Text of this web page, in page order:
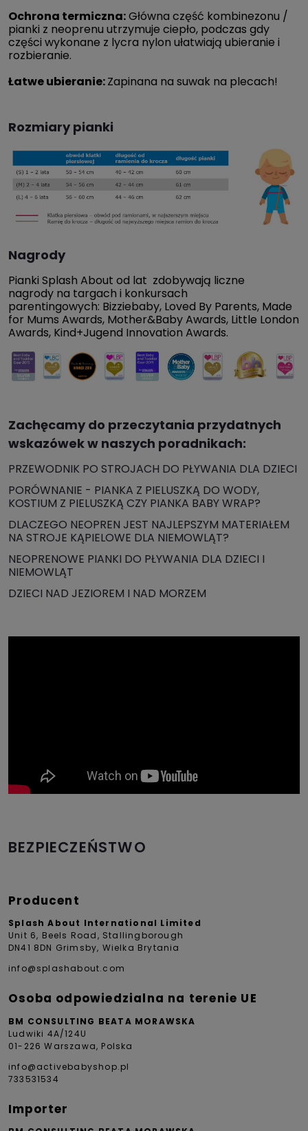
Ochrona termiczna:Główna część kombinezonu /
pianki z neoprenu utrzymuje ciepło, podczas gdy
części wykonane z lycra nylon ułatwiają ubieranie i
rozbieranie.
Łatwe ubieranie:Zapinana na suwak na plecach!
Rozmiary pianki
Nagrody
Pianki Splash About od lat zdobywają liczne
nagrody na targach i konkursach
parentingowych: Bizziebaby, Loved By Parents, Made
for Mums Awards, Mother&Baby Awards, Little London
Awards, Kind+Jugend Innovation Awards.
Zachęcamy do przeczytania przydatnych
wskazówek w naszych poradnikach:
PRZEWODNIK PO STROJACH DO PŁYWANIA DLA DZIECI
PORÓWNANIE - PIANKA Z PIELUSZKĄ DO WODY,
KOSTIUM Z PIELUSZKĄ CZY PIANKA BABY WRAP?
DLACZEGO NEOPREN JEST NAJLEPSZYM MATERIAŁEM
NA STROJE KĄPIELOWE DLA NIEMOWLĄT?
NEOPRENOWE PIANKI DO PŁYWANIA DLA DZIECI I
NIEMOWLĄT
DZIECI NAD JEZIOREM I NAD MORZEM
BEZPIECZEŃSTWO
Producent
Splash About International Limited
Unit 6, Beels Road, Stallingborough
DN41 8DN Grimsby, Wielka Brytania
info@splashabout.com
Osoba odpowiedzialna na terenie UE
BM CONSULTING BEATA MORAWSKA
Ludwiki 4A/124U
01-226 Warszawa, Polska
info@activebabyshop.pl
733531534
Importer